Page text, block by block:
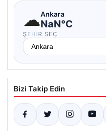
☁Ankara
NaN°C
ŞEHIR SEÇ
Bizi Takip Edin